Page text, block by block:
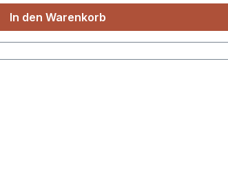
In den Warenkorb